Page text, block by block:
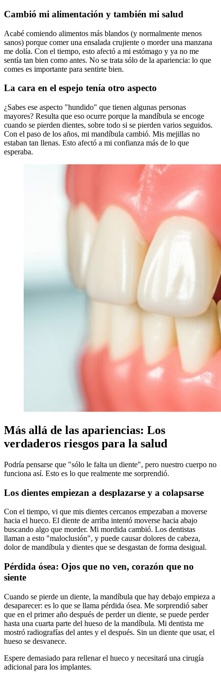
Cambió mi alimentación y también mi salud
Acabé comiendo alimentos más blandos (y normalmente menos
sanos) porque comer una ensalada crujiente o morder una manzana
me dolía. Con el tiempo, esto afectó a mi estómago y ya no me
sentía tan bien como antes. No se trata sólo de la apariencia: lo que
comes es importante para sentirte bien.
La cara en el espejo tenía otro aspecto
¿Sabes ese aspecto "hundido" que tienen algunas personas
mayores? Resulta que eso ocurre porque la mandíbula se encoge
cuando se pierden dientes, sobre todo si se pierden varios seguidos.
Con el paso de los años, mi mandíbula cambió. Mis mejillas no
estaban tan llenas. Esto afectó a mi confianza más de lo que
esperaba.
Más allá de las apariencias: Los
verdaderos riesgos para la salud
Podría pensarse que "sólo le falta un diente", pero nuestro cuerpo no
funciona así. Esto es lo que realmente me sorprendió.
Los dientes empiezan a desplazarse y a colapsarse
Con el tiempo, vi que mis dientes cercanos empezaban a moverse
hacia el hueco. El diente de arriba intentó moverse hacia abajo
buscando algo que morder. Mi mordida cambió. Los dentistas
llaman a esto "maloclusión", y puede causar dolores de cabeza,
dolor de mandíbula y dientes que se desgastan de forma desigual.
Pérdida ósea: Ojos que no ven, corazón que no
siente
Cuando se pierde un diente, la mandíbula que hay debajo empieza a
desaparecer: es lo que se llama pérdida ósea. Me sorprendió saber
que en el primer año después de perder un diente, se puede perder
hasta una cuarta parte del hueso de la mandíbula. Mi dentista me
mostró radiografías del antes y el después. Sin un diente que usar, el
hueso se desvanece.
Espere demasiado para rellenar el hueco y necesitará una cirugía
adicional para los implantes.